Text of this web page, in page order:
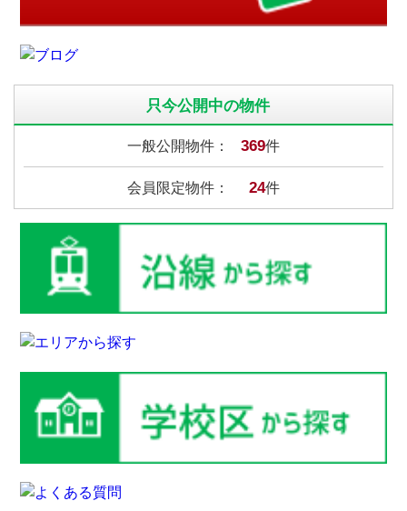
只今公開中の物件
一般公開物件： 369件
会員限定物件： 24件